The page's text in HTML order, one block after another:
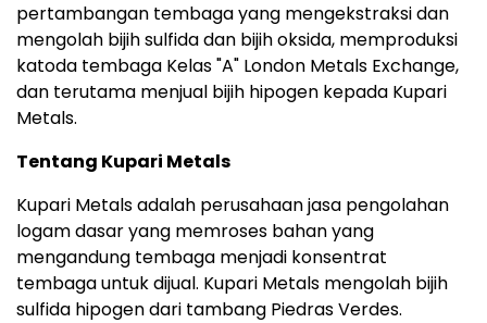
pertambangan tembaga yang mengekstraksi dan
mengolah bijih sulfida dan bijih oksida, memproduksi
katoda tembaga Kelas "A" London Metals Exchange,
dan terutama menjual bijih hipogen kepada Kupari
Metals.
Tentang Kupari Metals
Kupari Metals adalah perusahaan jasa pengolahan
logam dasar yang memroses bahan yang
mengandung tembaga menjadi konsentrat
tembaga untuk dijual. Kupari Metals mengolah bijih
sulfida hipogen dari tambang Piedras Verdes.